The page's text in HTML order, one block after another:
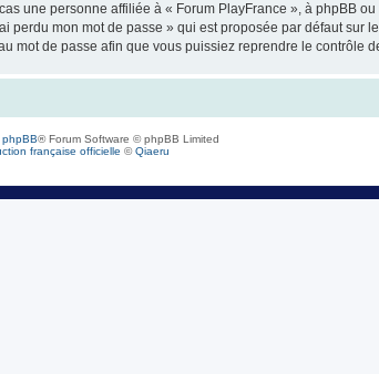
une personne affiliée à « Forum PlayFrance », à phpBB
mon mot de passe » qui est proposée par défaut sur
mot de passe afin que vous puissiez reprendre le contrôle
phpBB® Forum Software © phpBB Limited
française officielle ©Qiaeru